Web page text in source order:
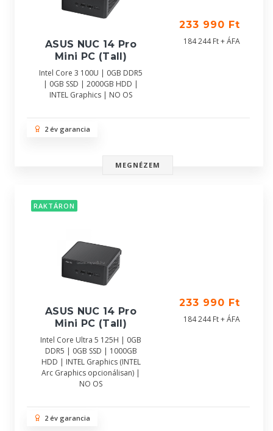
ASUS NUC 14 Pro
Mini PC (Tall)
Intel Core 3 100U | 0GB DDR5
| 0GB SSD | 2000GB HDD |
INTEL Graphics | NO OS
233 990 Ft
184 244 Ft + ÁFA
2 év garancia
MEGNÉZEM
RAKTÁRON
ASUS NUC 14 Pro
Mini PC (Tall)
Intel Core Ultra 5 125H | 0GB
DDR5 | 0GB SSD | 1000GB
HDD | INTEL Graphics (INTEL
Arc Graphics opcionálisan) |
NO OS
233 990 Ft
184 244 Ft + ÁFA
2 év garancia